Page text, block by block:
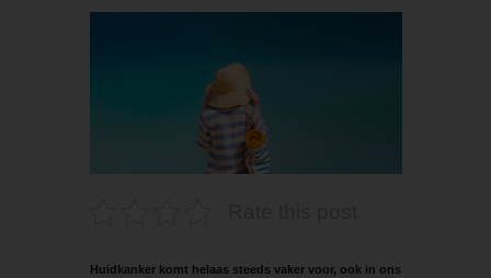
Huidkanker komt helaas steeds vaker voor, ook in ons